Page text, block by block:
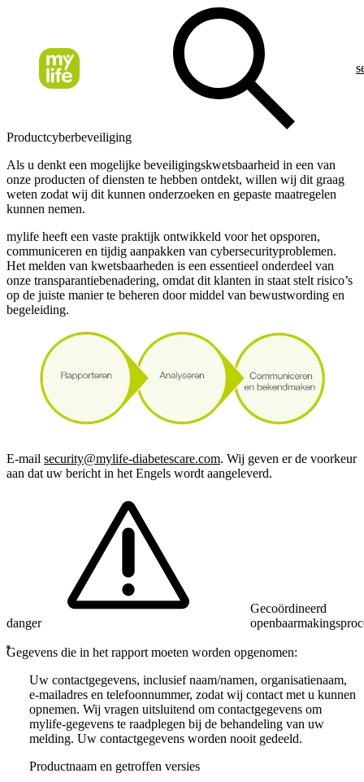
Productcyberbeveiliging
Als u denkt een mogelijke beveiligingskwetsbaarheid in een van
onze producten of diensten te hebben ontdekt, willen wij dit graag
weten zodat wij dit kunnen onderzoeken en gepaste maatregelen
kunnen nemen.
mylife heeft een vaste praktijk ontwikkeld voor het opsporen,
communiceren en tijdig aanpakken van cybersecurityproblemen.
Het melden van kwetsbaarheden is een essentieel onderdeel van
onze transparantiebenadering, omdat dit klanten in staat stelt risico’s
op de juiste manier te beheren door middel van bewustwording en
begeleiding.
E-mail security@mylife-diabetescare.com. Wij geven er de voorkeur
aan dat uw bericht in het Engels wordt aangeleverd.
danger
Gecoördineerd
Gegevens die in het rapport moeten worden opgenomen:
Uw contactgegevens, inclusief naam/namen, organisatienaam,
e-mailadres en telefoonnummer, zodat wij contact met u kunnen
opnemen. Wij vragen uitsluitend om contactgegevens om
mylife-gegevens te raadplegen bij de behandeling van uw
melding. Uw contactgegevens worden nooit gedeeld.
Productnaam en getroffen versies